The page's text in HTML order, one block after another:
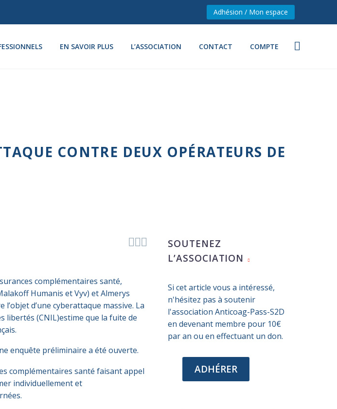
Adhésion / Mon espace
EN SAVOIR PLUS L’ASSOCIATION CONTACT COMPTE
CONTRE DEUX OPÉRATEURS DE

complémentaires santé,
Humanis et Vyv) et Almerys
d’une cyberattaque massive. La
libertés (CNIL)estime que la fuite de
enquête préliminaire a été ouverte.
complémentaires santé faisant appel
individuellement et
SOUTENEZ
L’ASSOCIATION
Si cet article vous a intéressé,
n'hésitez pas à soutenir
l'association Anticoag-Pass-S2D
en devenant membre pour 10€
par an ou en effectuant un don.
ADHÉRER